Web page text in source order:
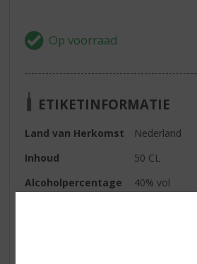
ETIKETINFORMATIE
Land van Herkomst
Nederland
Inhoud
50 CL
Alcoholpercentage
40% vol